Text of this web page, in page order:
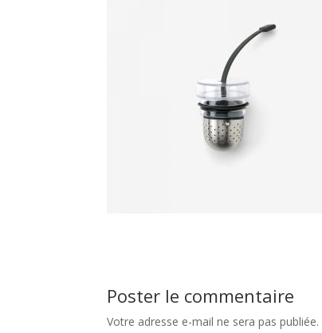
Poster le commentaire
Votre adresse e-mail ne sera pas publiée.